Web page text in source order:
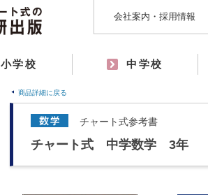
会社案内・採用情報
小学校 中学校
商品詳細に戻る
チャート式参考書
チャート式 中学数学 3年